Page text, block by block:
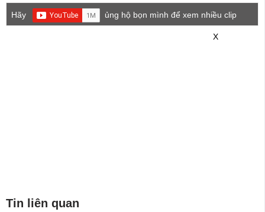
Hãy
ủng hộ bọn mình để xem nhiều clip
X
Tin liên quan